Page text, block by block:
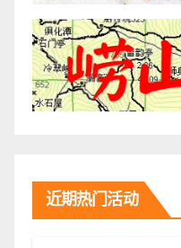
近期热门活动